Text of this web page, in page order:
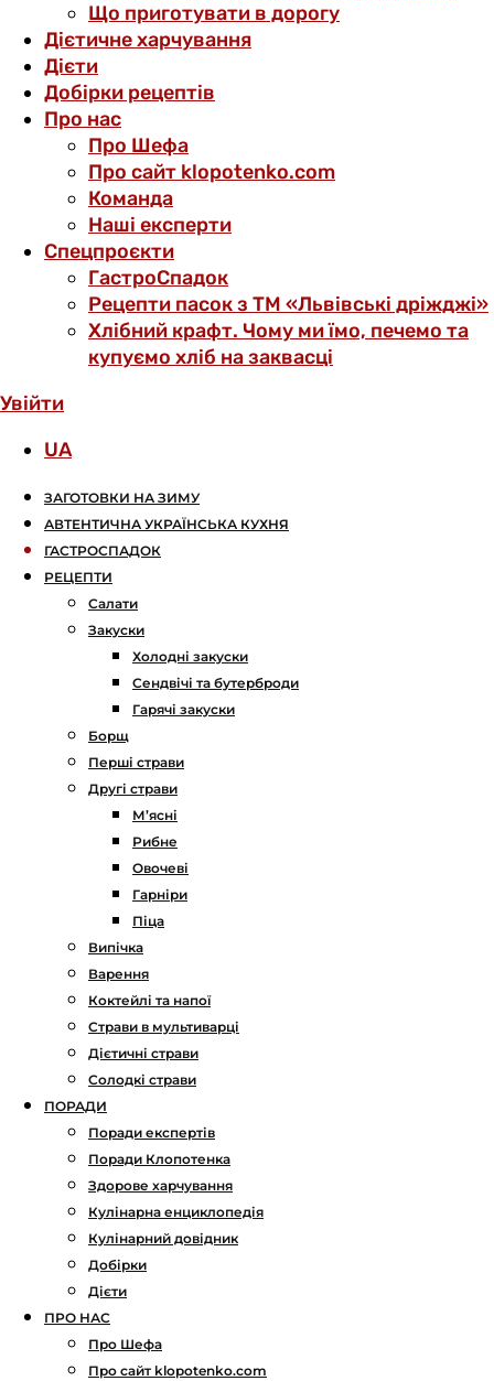
Що приготувати в дорогу
Дієтичне харчування
Дієти
Добірки рецептів
Про нас
Про Шефа
Про сайт klopotenko.com
Команда
Наші експерти
Спецпроєкти
ГастроСпадок
Рецепти пасок з ТМ «Львівські дріжджі»
Хлібний крафт. Чому ми їмо, печемо та
купуємо хліб на заквасці
Увійти
UA
ЗАГОТОВКИ НА ЗИМУ
АВТЕНТИЧНА УКРАЇНСЬКА КУХНЯ
ГАСТРОСПАДОК
РЕЦЕПТИ
Салати
Закуски
Холодні закуски
Сендвічі та бутерброди
Гарячі закуски
Борщ
Перші страви
Другі страви
М’ясні
Рибне
Овочеві
Гарніри
Піца
Випічка
Варення
Коктейлі та напої
Страви в мультиварці
Дієтичні страви
Солодкі страви
ПОРАДИ
Поради експертів
Поради Клопотенка
Здорове харчування
Кулінарна енциклопедія
Кулінарний довідник
Добірки
Дієти
ПРО НАС
Про Шефа
Про сайт klopotenko.com